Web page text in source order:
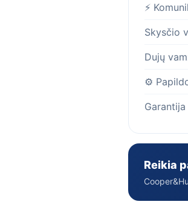
⚡
Skysčio
Dujų
⚙️
Garantija
Reikia